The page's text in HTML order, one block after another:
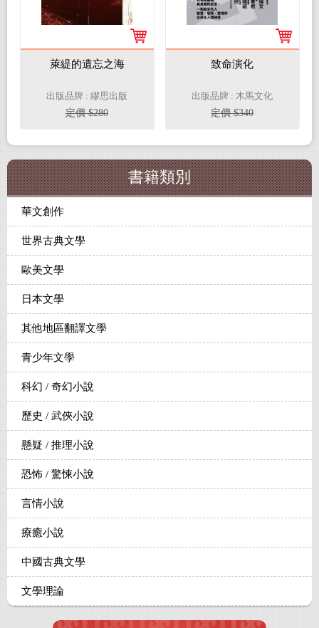
萊緹的遺忘之海
出版品牌 : 繆思出版
定價 $280
致命演化
出版品牌 : 木馬文化
定價 $340
書籍類別
華文創作
世界古典文學
歐美文學
日本文學
其他地區翻譯文學
青少年文學
科幻 / 奇幻小說
歷史 / 武俠小說
懸疑 / 推理小說
恐怖 / 驚悚小說
言情小說
療癒小說
中國古典文學
文學理論